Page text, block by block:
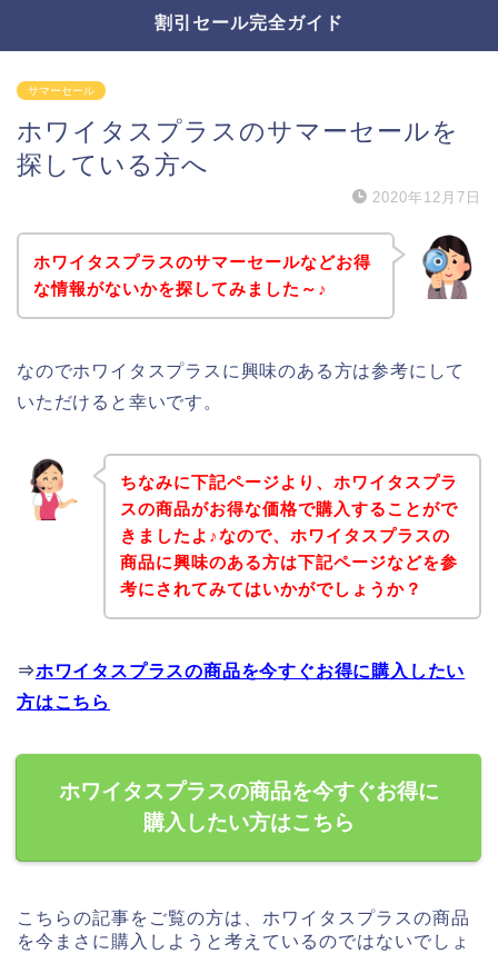
割引セール完全ガイド
サマーセール
ホワイタスプラスのサマーセールを
探している方へ
2020年12月7日
ホワイタスプラスのサマーセールなどお得
な情報がないかを探してみました～♪
なのでホワイタスプラスに興味のある方は参考にして
いただけると幸いです。
ちなみに下記ページより、ホワイタスプラ
スの商品がお得な価格で購入することがで
きましたよ♪なので、ホワイタスプラスの
商品に興味のある方は下記ページなどを参
考にされてみてはいかがでしょうか？
⇒ホワイタスプラスの商品を今すぐお得に購入したい
方はこちら
ホワイタスプラスの商品を今すぐお得に
購入したい方はこちら
こちらの記事をご覧の方は、ホワイタスプラスの商品
を今まさに購入しようと考えているのではないでしょ